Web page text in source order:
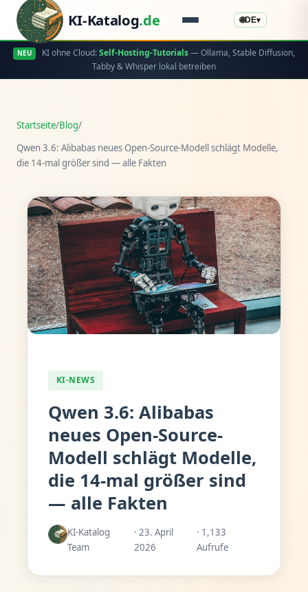
KI-Katalog.de 🌐DE▾
NEU KI ohne Cloud:Self-Hosting-Tutorials— Ollama, Stable Diffusion,
Tabby & Whisper lokal betreiben
Startseite/Blog/
Qwen 3.6: Alibabas neues Open-Source-Modell schlägt Modelle,
die 14-mal größer sind — alle Fakten
KI-NEWS
Qwen 3.6: Alibabas
neues Open-Source-
Modell schlägt Modelle,
die 14-mal größer sind
— alle Fakten
KI-Katalog
Team
· 23. April
2026
· 1,133
Aufrufe